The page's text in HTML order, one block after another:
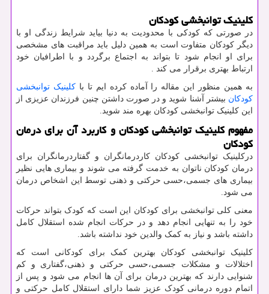
کلینیک توانبخشی کودکان
در صورتی که کودکی با محدودیت به دنیا بیاید شرایط زندگی او با
دیگر کودکان متفاوت است به همین دلیل باید مراقبت های مشخصی
برای او انجام شود تا بتواند به اجتماع برگردد و با اطرافیان خود
ارتباط بهتری برقرار می کند .
به همین منظور این مقاله را آماده کرده ایم تا باکلینیک توانبخشی
کودکان بیشتر آشنا شوید و در صورت داشتن چنین فرزندان عزیزی از
این کلینیک توانبخشی کودکان بهره مند شوید.
مفهوم کلینیک توانبخشی کودکان و کاربرد آن برای درمان
کودکان
درکلینیک توانبخشی کودکان کاردرمانگران و گفتاردرمانگران برای
درمان کودکان ناتوان به خدمت گرفته می شوند و بیماری هایی نظیر
بیماری های جسمی،حسی حرکتی و ذهنی توسط این اشخاص درمان
می شود.
معنی کلی توانبخشی برای کودکان این است که کودک بتواند حرکات
خود را به تنهایی انجام دهد و در حرکات انجام شده استقلال کامل
داشته باشد و نیاز به کمک والدین خود نداشته باشد.
کلینیک توانبخشی کودکان بهترین کمک برای کودکانی است که
اختلالات و مشکلات جسمی،حسی حرکتی و ذهنی،گفتاری و کم
شنوایی دارند که بهترین درمان برای آن ها انجام می شود و پس از
اتمام دوره درمانی کودک عزیز شما دارای استقلال کامل حرکتی و